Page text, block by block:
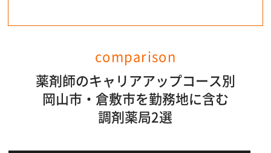
comparison
薬剤師のキャリアアップコース別
岡山市・倉敷市を勤務地に含む
調剤薬局2選